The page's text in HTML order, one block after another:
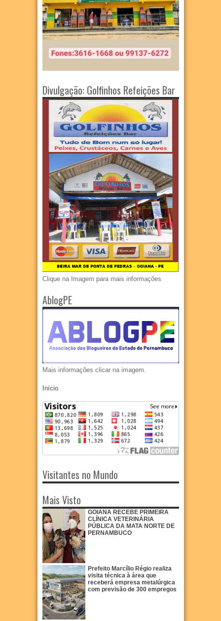
Divulgação: Golfinhos Refeições Bar
Clique na Imagem para mais informações
AblogPE
Mais informações clicar na imagem.
Início
Visitantes no Mundo
Mais Visto
GOIANA RECEBE PRIMEIRA
CLÍNICA VETERINÁRIA
PÚBLICA DA MATA NORTE DE
PERNAMBUCO
Prefeito Marcílio Régio realiza
visita técnica à área que
receberá empresa metalúrgica
com previsão de 300 empregos